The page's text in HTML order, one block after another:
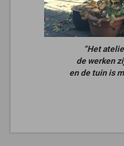
“Het
de werken
en de tuin is